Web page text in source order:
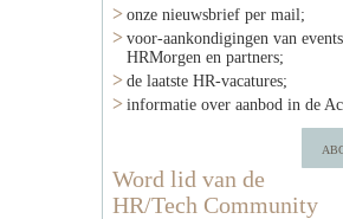
onze nieuwsbrief per mail;
voor-aankondigingen van
HRMorgen en partners;
de laatste HR-vacatures;
informatie over aanbod in de
Word lid van de
HR/Tech Community